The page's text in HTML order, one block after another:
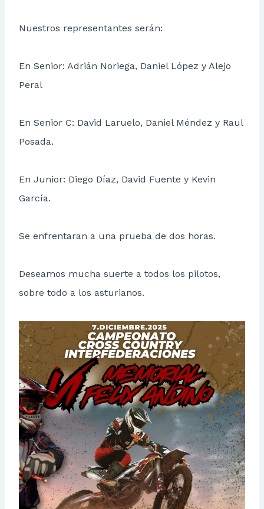
Nuestros representantes serán:
En Senior: Adrián Noriega, Daniel López y Alejo
Peral
En Senior C: David Laruelo, Daniel Méndez y Raul
Posada.
En Junior: Diego Díaz, David Fuente y Kevin
García.
Se enfrentaran a una prueba de dos horas.
Deseamos mucha suerte a todos los pilotos,
sobre todo a los asturianos.